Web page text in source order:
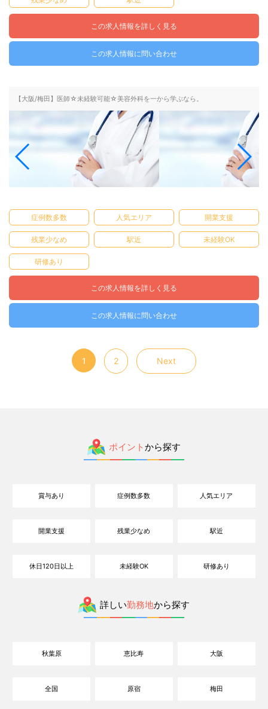
この求人情報を詳しく見る
この求人情報に問い合わせ
【大阪/梅田】医師☆未経験可能☆美容外科を一から学ぶなら。
症例数多数 人気エリア 開業支援
残業少なめ 駅近 未経験OK
研修あり
この求人情報を詳しく見る
この求人情報に問い合わせ
1 2 Next
ポイントから探す
賞与あり 症例数多数 人気エリア
開業支援 残業少なめ 駅近
休日120日以上 未経験OK 研修あり
詳しい勤務地から探す
秋葉原 恵比寿 大阪
全国 原宿 梅田